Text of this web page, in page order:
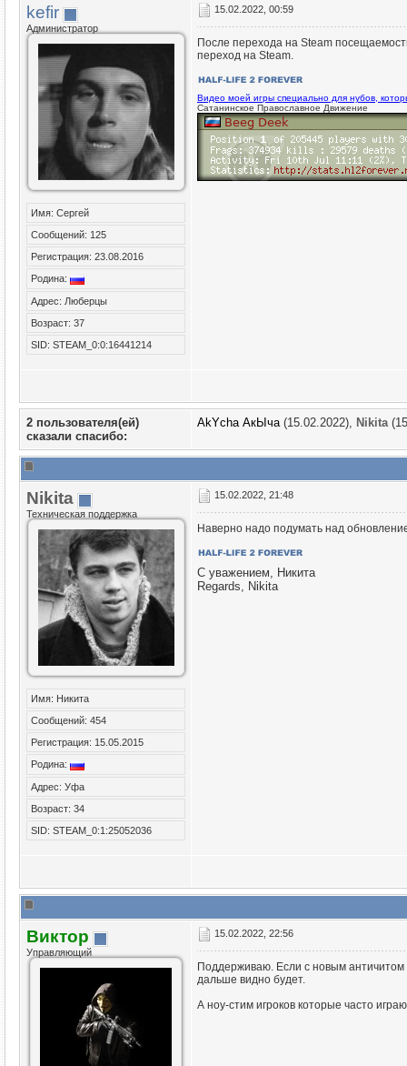
kefir
Администратор
Имя: Сергей
Сообщений: 125
Регистрация: 23.08.2016
Родина:
Адрес: Люберцы
Возраст: 37
SID: STEAM_0:0:16441214
15.02.2022, 00:59
После перехода на Steam
переход на Steam.
Видео моей игры специально для нубов,
Сатанинское Православное Движение
2 пользователя(ей)
сказали cпасибо:
AkYcha АкЫча(15.02.2022), Nikita
Nikita
Техническая поддержка
Имя: Никита
Сообщений: 454
Регистрация: 15.05.2015
Родина:
Адрес: Уфа
Возраст: 34
SID: STEAM_0:1:25052036
15.02.2022, 21:48
Наверно надо подумать над
С уважением, Никита
Regards, Nikita
Виктор
Управляющий
15.02.2022, 22:56
Поддерживаю. Если с новым античитом
дальше видно будет.
А ноу-стим игроков которые часто